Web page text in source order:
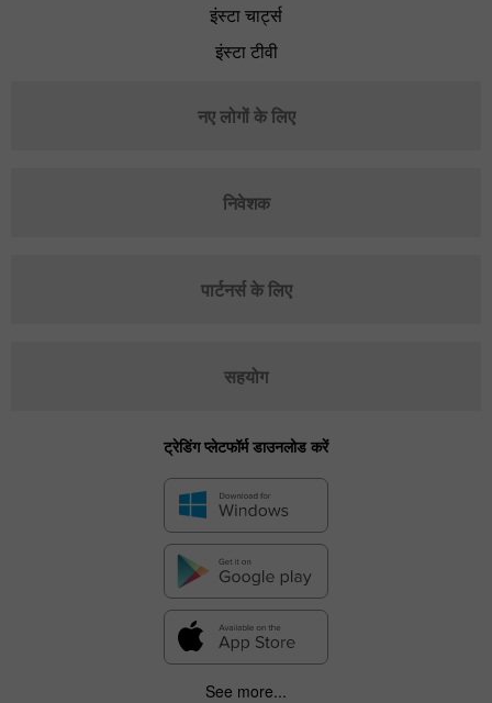
इंस्टा चार्ट्स
इंस्टा टीवी
नए लोगों के लिए
निवेशक
पार्टनर्स के लिए
सहयोग
ट्रेडिंग प्लेटफॉर्म डाउनलोड करें
See more...